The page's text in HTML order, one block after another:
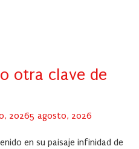
otra clave de
20265 agosto, 2026
en su paisaje infinidad de